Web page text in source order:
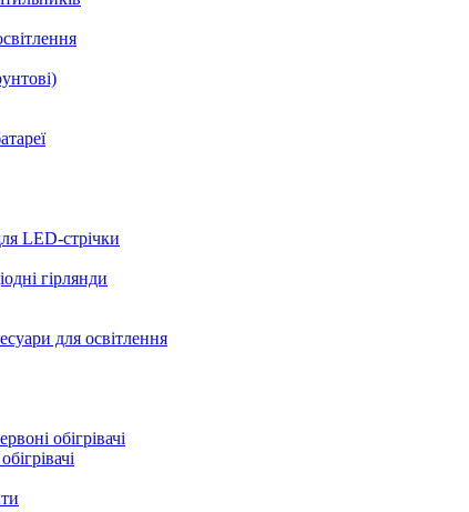
LED-стрічки
гірлянди
для освітлення
обігрівачі